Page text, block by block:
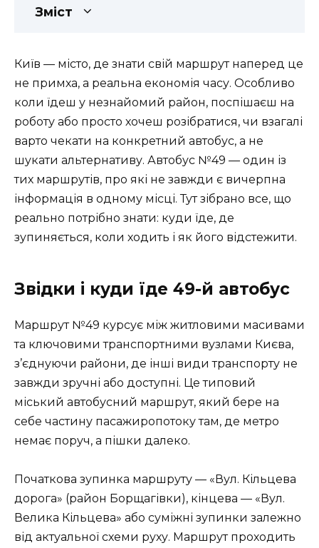
Зміст
Київ — місто, де знати свій маршрут наперед це
не примха, а реальна економія часу. Особливо
коли їдеш у незнайомий район, поспішаєш на
роботу або просто хочеш розібратися, чи взагалі
варто чекати на конкретний автобус, а не
шукати альтернативу. Автобус №49 — один із
тих маршрутів, про які не завжди є вичерпна
інформація в одному місці. Тут зібрано все, що
реально потрібно знати: куди їде, де
зупиняється, коли ходить і як його відстежити.
Звідки і куди їде 49-й автобус
Маршрут №49 курсує між житловими масивами
та ключовими транспортними вузлами Києва,
з’єднуючи райони, де інші види транспорту не
завжди зручні або доступні. Це типовий
міський автобусний маршрут, який бере на
себе частину пасажиропотоку там, де метро
немає поруч, а пішки далеко.
Початкова зупинка маршруту — «Вул. Кільцева
дорога» (район Борщагівки), кінцева — «Вул.
Велика Кільцева» або суміжні зупинки залежно
від актуальної схеми руху. Маршрут проходить